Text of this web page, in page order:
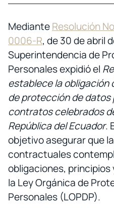
MedianteResolución
0006-R, de 30 de abril
Superintendencia de
Personales expidió el
establece la obligación
de protección de datos
contratos celebrados
República del Ecuador.
objetivo asegurar que
contractuales
obligaciones,
la Ley Orgánica de
Personales (LOPDP).